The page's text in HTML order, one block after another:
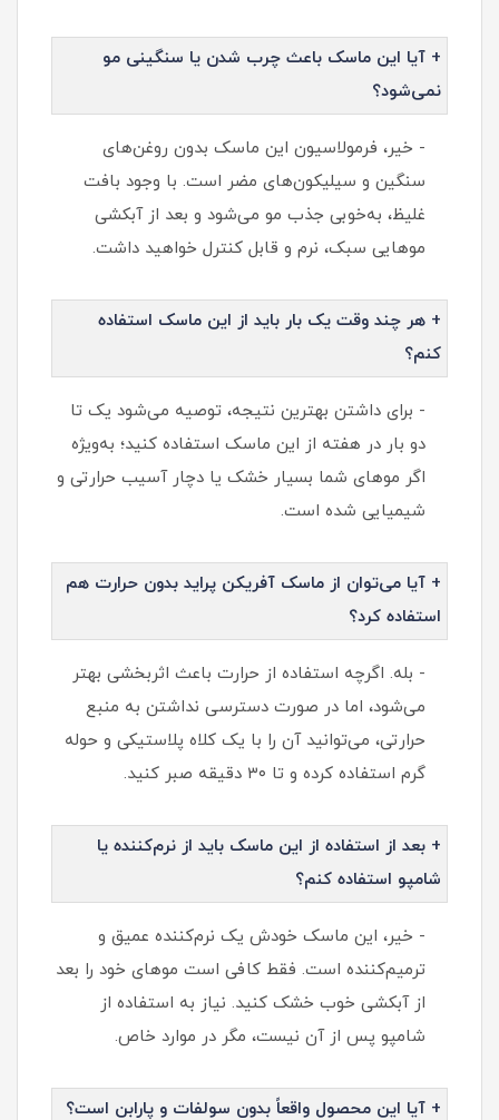
+ آیا این ماسک باعث چرب شدن یا سنگینی مو
نمی‌شود؟
- خیر، فرمولاسیون این ماسک بدون روغن‌های
سنگین و سیلیکون‌های مضر است. با وجود بافت
غلیظ، به‌خوبی جذب مو می‌شود و بعد از آبکشی
موهایی سبک، نرم و قابل کنترل خواهید داشت.
+ هر چند وقت یک بار باید از این ماسک استفاده
کنم؟
- برای داشتن بهترین نتیجه، توصیه می‌شود یک تا
دو بار در هفته از این ماسک استفاده کنید؛ به‌ویژه
اگر موهای شما بسیار خشک یا دچار آسیب حرارتی و
شیمیایی شده است.
+ آیا می‌توان از ماسک آفریکن پراید بدون حرارت هم
استفاده کرد؟
- بله. اگرچه استفاده از حرارت باعث اثربخشی بهتر
می‌شود، اما در صورت دسترسی نداشتن به منبع
حرارتی، می‌توانید آن را با یک کلاه پلاستیکی و حوله
گرم استفاده کرده و تا ۳۰ دقیقه صبر کنید.
+ بعد از استفاده از این ماسک باید از نرم‌کننده یا
شامپو استفاده کنم؟
- خیر، این ماسک خودش یک نرم‌کننده عمیق و
ترمیم‌کننده است. فقط کافی است موهای خود را بعد
از آبکشی خوب خشک کنید. نیاز به استفاده از
شامپو پس از آن نیست، مگر در موارد خاص.
+ آیا این محصول واقعاً بدون سولفات و پارابن است؟